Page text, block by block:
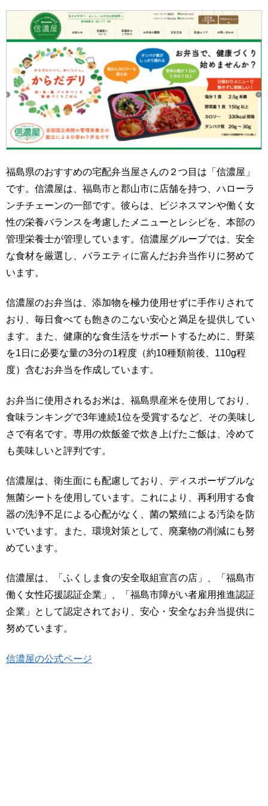
福島県のおすすめの宅配弁当屋さんの２つ目は「信濃屋」
です。信濃屋は、福島市と郡山市に店舗を持つ、ハローラ
ンチチェーンの一部です。彼らは、ビジネスマンや働く女
性の栄養バランスを考慮したメニューとレシピを、本部の
管理栄養士が管理しています。信濃屋グループでは、安全
な食材を厳選し、バラエティに富んだお弁当作りに努めて
います。
信濃屋のお弁当は、添加物を極力使用せずに手作りされて
おり、毎日食べても飽きのこない安心と満足を提供してい
ます。また、健康的な食生活をサポートするために、野菜
を1日に必要な量の3分の1程度（約10種類前後、110g程
度）含むお弁当を作成しています。
お弁当に使用されるお米は、福島県産米を使用しており、
食味ランキングで3年連続1位を受賞するなど、その美味し
さで有名です。専用の炊飯釜で炊き上げたご飯は、冷めて
も美味しいと評判です。
信濃屋は、衛生面にも配慮しており、ディスポーザブルな
無菌シートを使用しています。これにより、再利用する食
器の洗浄不足による心配がなく、菌の繁殖による汚染を防
いでいます。また、環境対策として、廃棄物の削減にも努
めています。
信濃屋は、「ふくしま食の安全取組宣言の店」、「福島市
働く女性応援認証企業」、「福島市障がい者雇用推進認証
企業」として認定されており、安心・安全なお弁当提供に
努めています。
信濃屋の公式ページ